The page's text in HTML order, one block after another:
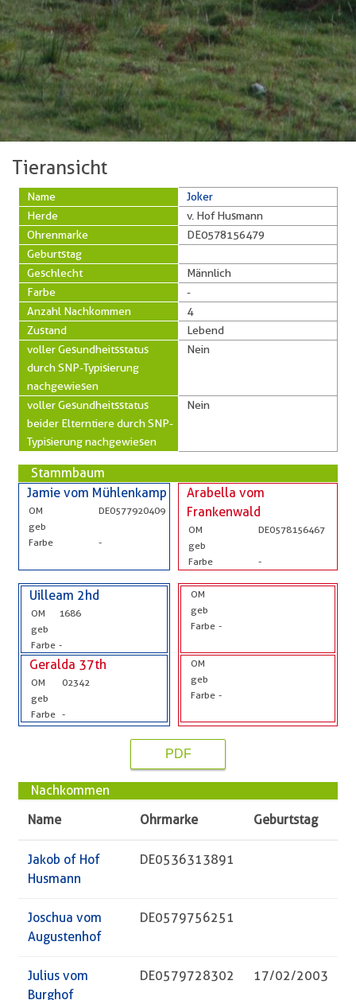
Tieransicht
Name
Joker
Herde
v. Hof Husmann
Ohrenmarke
DE0578156479
Geburtstag
Geschlecht
Männlich
Farbe
-
Anzahl Nachkommen
4
Zustand
Lebend
voller Gesundheitsstatus
durch SNP-Typisierung
nachgewiesen
Nein
voller Gesundheitsstatus
beider Elterntiere durch SNP-
Typisierung nachgewiesen
Nein
Stammbaum
Jamie vom Mühlenkamp
OM
DE0577920409
geb
Farbe
-
Arabella vom
Frankenwald
OM
DE0578156467
geb
Farbe
-
Uilleam 2hd
OM
1686
geb
Farbe -
Geralda 37th
OM
02342
geb
Farbe -
OM
geb
Farbe -
OM
geb
Farbe -
PDF
Nachkommen
Name
Ohrmarke Geburtstag
Jakob of Hof
Husmann
DE0536313891
Joschua vom
Augustenhof
DE0579756251
Julius vom
Burghof
DE0579728302 17/02/2003